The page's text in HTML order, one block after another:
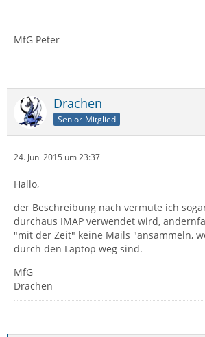
MfG Peter
Drachen
Senior-Mitglied
24. Juni 2015 um 23:37
Hallo,
der Beschreibung nach vermute ich
durchaus IMAP verwendet wird,
"mit der Zeit" keine Mails "ansammeln,
durch den Laptop weg sind.
MfG
Drachen